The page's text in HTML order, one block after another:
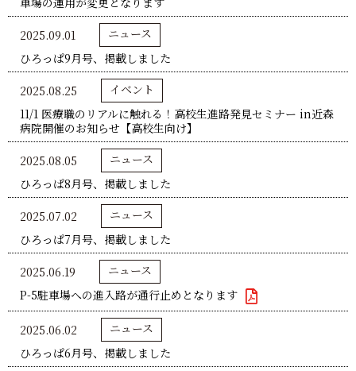
2025.09.01
ニュース
ひろっぱ9月号、掲載しました
2025.08.25
イベント
11/1 医療職のリアルに触れる！高校生進路発見セミナー in近森
病院開催のお知らせ【高校生向け】
2025.08.05
ニュース
ひろっぱ8月号、掲載しました
2025.07.02
ニュース
ひろっぱ7月号、掲載しました
2025.06.19
ニュース
P-5駐車場への進入路が通行止めとなります
2025.06.02
ニュース
ひろっぱ6月号、掲載しました